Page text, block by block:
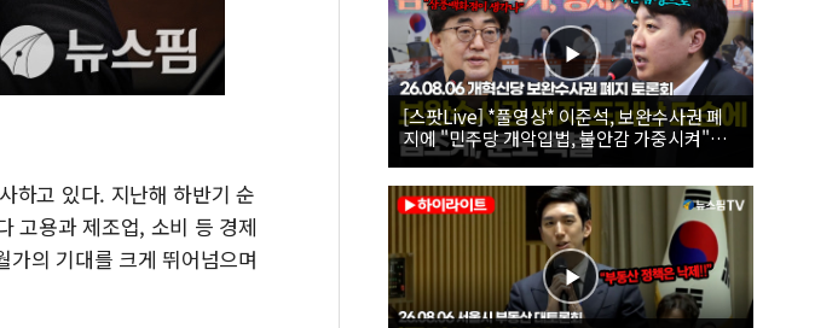
하고 있다. 지난해 하반기 순
고용과 제조업, 소비 등 경제
의 기대를 크게 뛰어넘으며
[스팟Live] *풀영상* 이준석, 보완수사권 폐
지에 "민주당 개악입법, 불안감 가중시켜"｜
26.08.06 개혁신당 보완수사권 폐지 토론회